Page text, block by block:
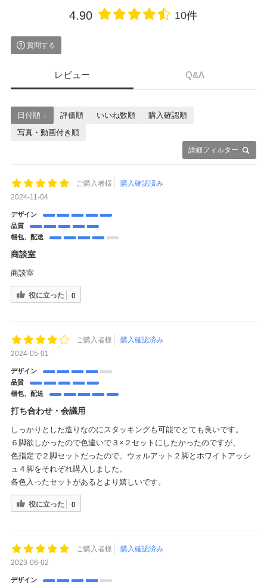
4.90 10件
質問する
レビュー Q&A
詳細フィルター
日付順 ↓ 評価順 いいね数順
購入確認順
写真・動画付き順
ご購入者様
購入確認済み
2024-11-04
デザイン
品質
梱包、配送
商談室
商談室
役に立った 0
ご購入者様
購入確認済み
2024-05-01
デザイン
品質
梱包、配送
打ち合わせ・会議用
しっかりとした造りなのにスタッキングも可能でとても良いです。
６脚欲しかったので色違いで３×２セットにしたかったのですが、
色指定で２脚セットだったので、ウォルアット２脚とホワイトアッシ
ュ４脚をそれぞれ購入しました。
各色入ったセットがあるとより嬉しいです。
役に立った 0
ご購入者様
購入確認済み
2023-06-02
デザイン